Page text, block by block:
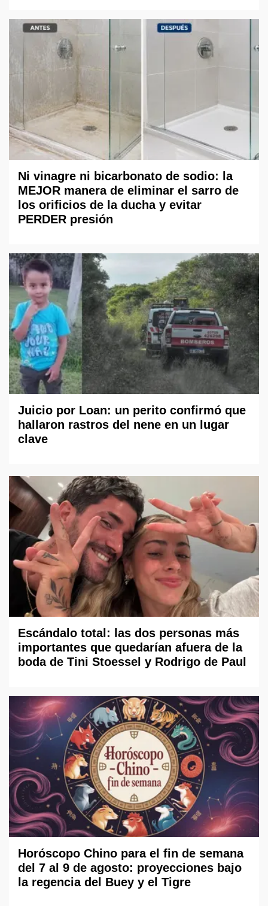
Ni vinagre ni bicarbonato de sodio: la
MEJOR manera de eliminar el sarro de
los orificios de la ducha y evitar
PERDER presión
Juicio por Loan: un perito confirmó que
hallaron rastros del nene en un lugar
clave
Escándalo total: las dos personas más
importantes que quedarían afuera de la
boda de Tini Stoessel y Rodrigo de Paul
Horóscopo Chino para el fin de semana
del 7 al 9 de agosto: proyecciones bajo
la regencia del Buey y el Tigre